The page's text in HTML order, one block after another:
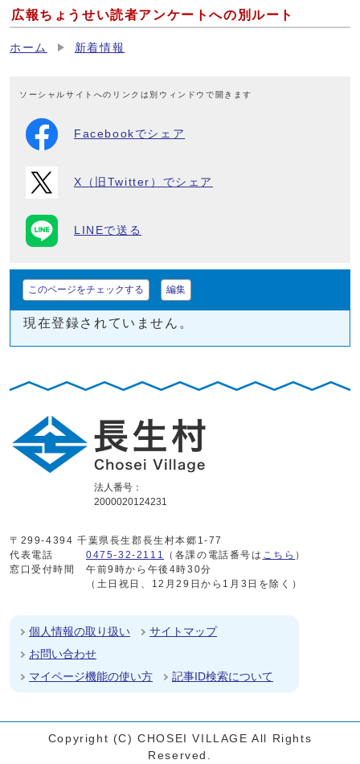
広報ちょうせい読者アンケートへの別ルート
ホーム 新着情報
ソーシャルサイトへのリンクは別ウィンドウで開きます
Facebookでシェア
X（旧Twitter）でシェア
LINEで送る
このページをチェックする 編集
現在登録されていません。
法人番号：
2000020124231
〒299-4394 千葉県長生郡長生村本郷1-77
代表電話
0475-32-2111 （各課の電話番号は こちら ）
窓口受付時間
午前9時から午後4時30分
（土日祝日、12月29日から1月3日を除く）
個人情報の取り扱い
サイトマップ
お問い合わせ
マイページ機能の使い方
記事ID検索について
Copyright (C) CHOSEI VILLAGE All Rights
Reserved.